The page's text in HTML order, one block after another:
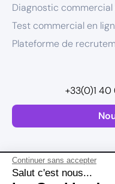
Continuer sans accepter
Salut c'est nous...
Diagnostic commercial
Test commercial en
Plateforme de
+33(0)1